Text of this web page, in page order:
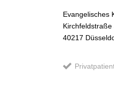
Evangelisches
Kirchfeldstraße
40217